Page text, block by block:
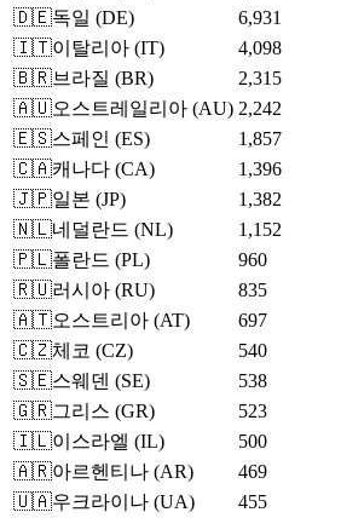
🇩🇪독일 (DE)
6,931
🇮🇹이탈리아 (IT)
4,098
🇧🇷브라질 (BR)
2,315
🇦🇺오스트레일리아 (AU) 2,242
🇪🇸스페인 (ES)
1,857
🇨🇦캐나다 (CA)
1,396
🇯🇵일본 (JP)
1,382
🇳🇱네덜란드 (NL)
1,152
🇵🇱폴란드 (PL)
960
🇷🇺러시아 (RU)
835
🇦🇹오스트리아 (AT)
697
🇨🇿체코 (CZ)
540
🇸🇪스웨덴 (SE)
538
🇬🇷그리스 (GR)
523
🇮🇱이스라엘 (IL)
500
🇦🇷아르헨티나 (AR)
469
🇺🇦우크라이나 (UA)
455